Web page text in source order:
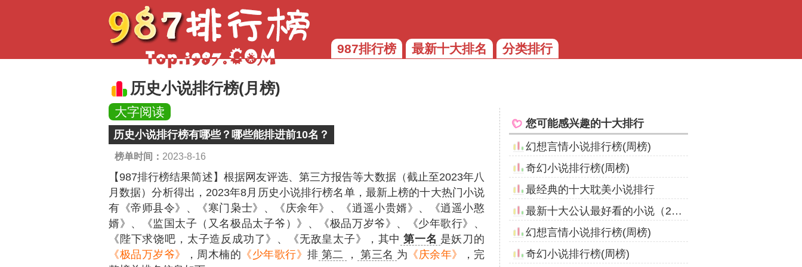
987排行榜 最新十大排名 分类排行
历史小说排行榜(月榜)
大字阅读
历史小说排行榜有哪些？哪些能排进前10名？
榜单时间： 2023-8-16
【987排行榜结果简述】 根据网友评选、第三方报告等大数据（截止至2023年八
月数据）分析得出，2023年8月历史小说排行榜名单，最新上榜的十大热门小说
有《帝师县令》、《寒门枭士》、《庆余年》、《逍遥小贵婿》、《逍遥小憨
婿》、《监国太子（又名极品太子爷）》、《极品万岁爷》、《少年歌行》、
《陛下求饶吧，太子造反成功了》、《无敌皇太子》，其中 第一名 是妖刀的
《极品万岁爷》
，周木楠的 《少年歌行》 排 第二 ， 第三名 为 《庆余年》
，完
您可能感兴趣的十大排行
幻想言情小说排行榜(周榜)
奇幻小说排行榜(周榜)
最经典的十大耽美小说排行
最新十大公认最好看的小说（2021年）
幻想言情小说排行榜(周榜)
奇幻小说排行榜(周榜)